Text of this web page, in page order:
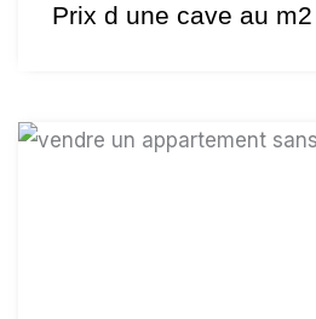
Prix d une cave au m2